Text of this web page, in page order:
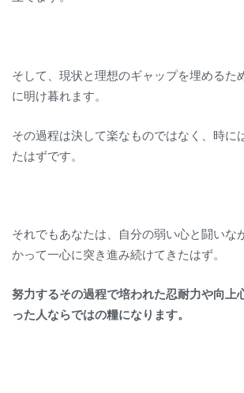
そして、現状と理想のギャップを埋めるた
に明け暮れます。
その過程は決して楽なものではなく、時に
たはずです。
それでもあなたは、自分の弱い心と闘いな
かって一心に突き進み続けてきたはず。
努力するその過程で培われた忍耐力や向上
った人ならではの糧になります。